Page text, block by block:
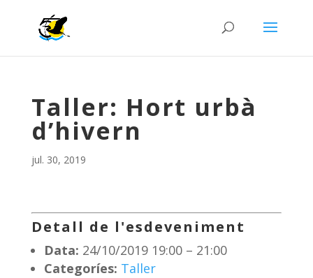
Taller: Hort urbà
d’hivern
jul. 30, 2019
Detall de l'esdeveniment
Data: 24/10/2019 19:00– 21:00
Categoríes: Taller